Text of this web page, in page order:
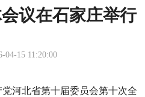
议在石家庄举行
04-15 11:20:00
河北省第十届委员会第十次全